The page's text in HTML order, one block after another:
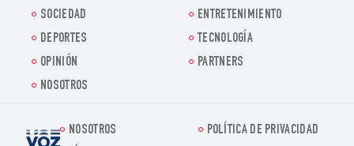
SOCIEDAD
ENTRETENIMIENTO
DEPORTES
TECNOLOGÍA
OPINIÓN
PARTNERS
NOSOTROS
Voz.us
NOSOTROS POLÍTICA DE PRIVACIDAD